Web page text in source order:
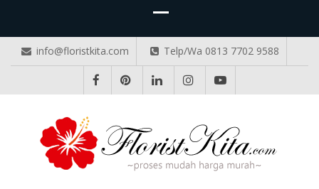
info@floristkita.com Telp/Wa 0813 7702 9588